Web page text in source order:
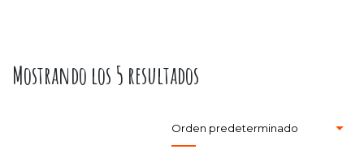
Mostrando los 5 resultados